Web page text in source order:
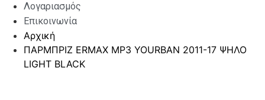
Λογαριασμός
Επικοινωνία
Αρχική
ΠΑΡΜΠΡΙΖ ERMAX MP3 YOURBAN 2011-17 ΨΗΛΟ
LIGHT BLACK